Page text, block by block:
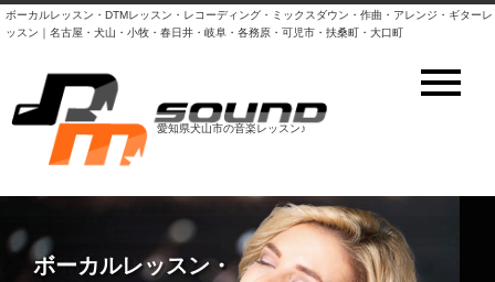
ボーカルレッスン・DTMレッスン・レコーディング・ミックスダウン・作曲・アレンジ・ギターレ
ッスン｜名古屋・犬山・小牧・春日井・岐阜・各務原・可児市・扶桑町・大口町
愛知県犬山市の音楽レッスン♪
DTM・DAWレッスン
ボーカルレッスン・